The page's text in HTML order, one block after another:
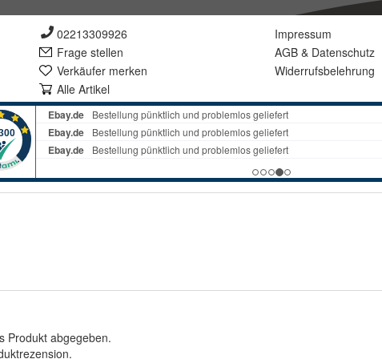
02213309926
Frage stellen
Verkäufer merken
Alle Artikel
Impressum
AGB & Datenschutz
Widerrufsbelehrung
Produkt abgegeben.
.